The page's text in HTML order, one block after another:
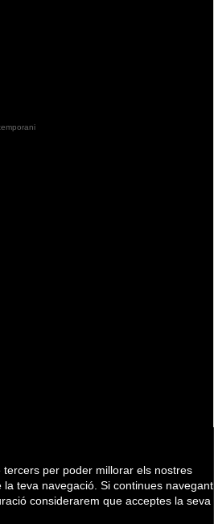
per poder millorar els nostres
teva navegació. Si continues navegant
considerarem que acceptes la seva